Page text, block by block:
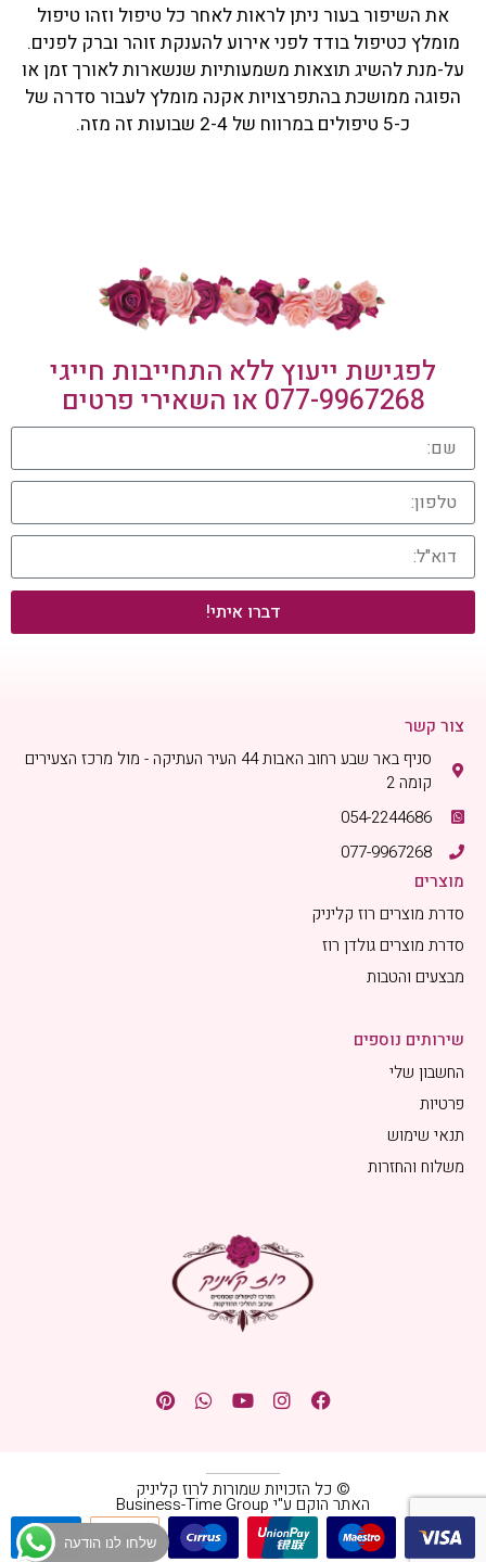
את השיפור בעור ניתן לראות לאחר כל טיפול וזהו טיפול
מומלץ כטיפול בודד לפני אירוע להענקת זוהר וברק לפנים.
על-מנת להשיג תוצאות משמעותיות שנשארות לאורך זמן או
הפוגה ממושכת בהתפרצויות אקנה מומלץ לעבור סדרה של
כ-5 טיפולים במרווח של 2-4 שבועות זה מזה.
לפגישת ייעוץ ללא התחייבות חייגי
077-9967268 או השאירי פרטים
דברו איתי!
צור קשר
סניף באר שבע רחוב האבות 44 העיר העתיקה - מול מרכז הצעירים
קומה 2
054-2244686
077-9967268
מוצרים
סדרת מוצרים רוז קליניק
סדרת מוצרים גולדן רוז
מבצעים והטבות
שירותים נוספים
החשבון שלי
פרטיות
תנאי שימוש
משלוח והחזרות
© כל הזכויות שמורות לרוז קליניק
האתר הוקם ע"י Business-Time Group
שלחו לנו הודעה